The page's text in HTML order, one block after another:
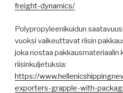
freight-dynamics/
Polypropyleenikuidun
vuoksi vaikeuttavat riisin
joka nostaa pakkausmateriaalin
riisinkuljetuksia:
https://
exporters-grapple-with-